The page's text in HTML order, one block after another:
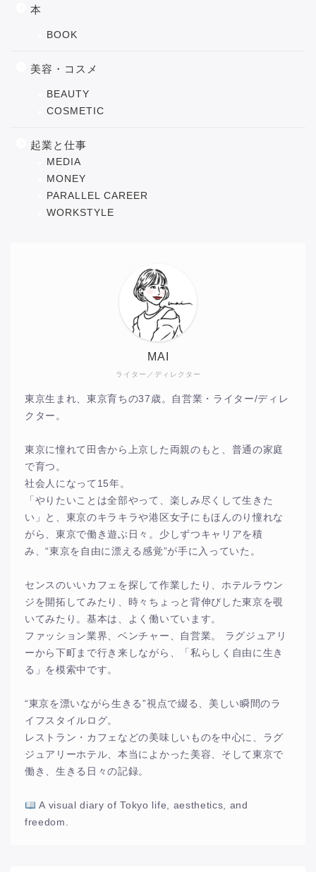
本
BOOK
美容・コスメ
BEAUTY
COSMETIC
起業と仕事
MEDIA
MONEY
PARALLEL CAREER
WORKSTYLE
ライター／ディレクター
MAI
東京生まれ、東京育ちの37歳。自営業・ライター/ディレ
クター。
東京に憧れて田舎から上京した両親のもと、普通の家庭
で育つ。
社会人になって15年。
「やりたいことは全部やって、楽しみ尽くして生きた
い」と、東京のキラキラや港区女子にもほんのり憧れな
がら、東京で働き遊ぶ日々。少しずつキャリアを積
み、“東京を自由に漂える感覚”が手に入っていた。
センスのいいカフェを探して作業したり、ホテルラウン
ジを開拓してみたり、時々ちょっと背伸びした東京を覗
いてみたり。基本は、よく働いています。
ファッション業界、ベンチャー、自営業。 ラグジュアリ
ーから下町まで行き来しながら、「私らしく自由に生き
る」を模索中です。
“東京を漂いながら生きる”視点で綴る、美しい瞬間のラ
イフスタイルログ。
レストラン・カフェなどの美味しいものを中心に、ラグ
ジュアリーホテル、本当によかった美容、そして東京で
働き、生きる日々の記録。
A visual diary of Tokyo life, aesthetics, and
freedom.